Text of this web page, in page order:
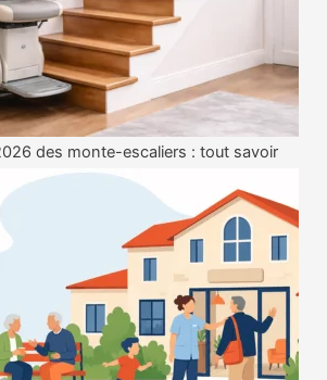
des monte-escaliers : tout savoir